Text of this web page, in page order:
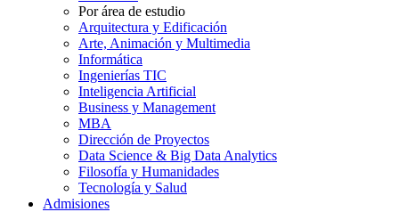
Por área de estudio
Arquitectura y Edificación
Arte, Animación y Multimedia
Informática
Ingenierías TIC
Inteligencia Artificial
Business y Management
MBA
Dirección de Proyectos
Data Science & Big Data Analytics
Filosofía y Humanidades
Tecnología y Salud
Admisiones